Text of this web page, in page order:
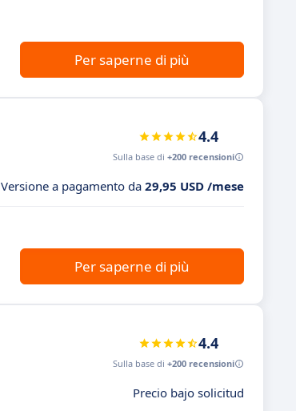
Per saperne di più
4.4
Sulla base di +200 recensioni
Versione a pagamento da 29,95 USD /mese
Per saperne di più
4.4
Sulla base di +200 recensioni
Precio bajo solicitud